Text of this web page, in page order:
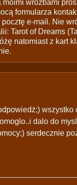
wróżbami
formularza
e-mail. Nie
Tarot of Dreams
natomiast z kart
dalo do
serdecznie